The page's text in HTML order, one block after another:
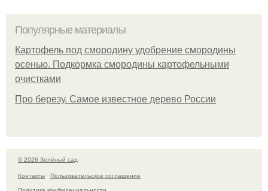
Популярные материалы
Картофель под смородину удобрение смородины
осенью. Подкормка смородины картофельными
очистками
Про березу. Самое известное дерево России
© 2026 Зелёный сад
Контакты
Пользовательское соглашение